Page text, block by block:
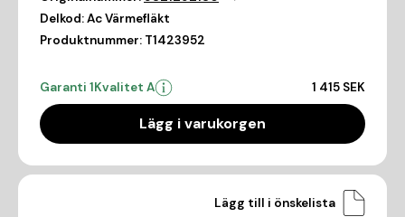
Delkod:Ac Värmefläkt
Produktnummer: T1423952
Garanti 1Kvalitet A 1 415 SEK
Lägg i varukorgen
Lägg till i önskelista